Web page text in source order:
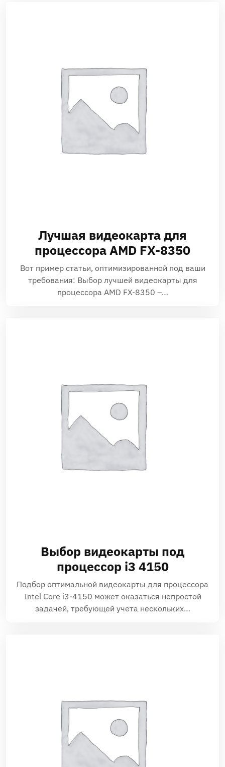
Лучшая видеокарта для
процессора AMD FX-8350
Вот пример статьи, оптимизированной под ваши
требования: Выбор лучшей видеокарты для
процессора AMD FX-8350 –…
Выбор видеокарты под
процессор i3 4150
Подбор оптимальной видеокарты для процессора
Intel Core i3-4150 может оказаться непростой
задачей‚ требующей учета нескольких…